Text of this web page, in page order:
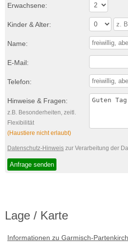
Erwachsene:
Kinder & Alter:
Name:
E-Mail:
Telefon:
Hinweise & Fragen:
z.B. Besonderheiten, zeitl.
Flexibilität
(Haustiere nicht erlaubt)
Datenschutz-Hinweis zur Verarbeitung der
Lage / Karte
Informationen zu Garmisch-